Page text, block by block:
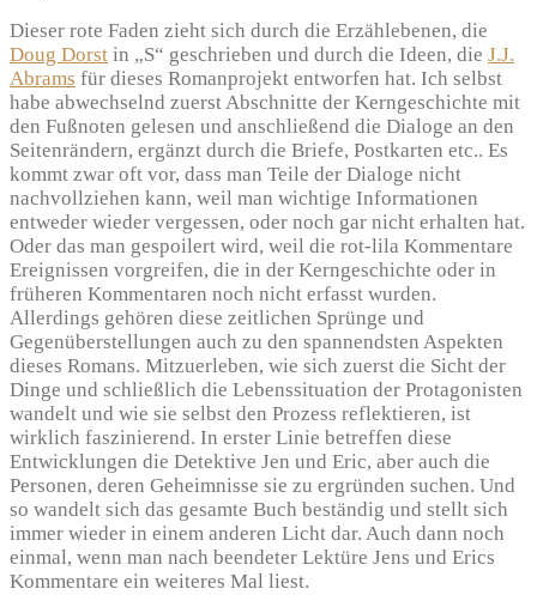
Dieser rote Faden zieht sich durch die Erzählebenen, die
Doug Dorst in „S“ geschrieben und durch die Ideen, die J.J.
Abrams für dieses Romanprojekt entworfen hat. Ich selbst
habe abwechselnd zuerst Abschnitte der Kerngeschichte mit
den Fußnoten gelesen und anschließend die Dialoge an den
Seitenrändern, ergänzt durch die Briefe, Postkarten etc.. Es
kommt zwar oft vor, dass man Teile der Dialoge nicht
nachvollziehen kann, weil man wichtige Informationen
entweder wieder vergessen, oder noch gar nicht erhalten hat.
Oder das man gespoilert wird, weil die rot-lila Kommentare
Ereignissen vorgreifen, die in der Kerngeschichte oder in
früheren Kommentaren noch nicht erfasst wurden.
Allerdings gehören diese zeitlichen Sprünge und
Gegenüberstellungen auch zu den spannendsten Aspekten
dieses Romans. Mitzuerleben, wie sich zuerst die Sicht der
Dinge und schließlich die Lebenssituation der Protagonisten
wandelt und wie sie selbst den Prozess reflektieren, ist
wirklich faszinierend. In erster Linie betreffen diese
Entwicklungen die Detektive Jen und Eric, aber auch die
Personen, deren Geheimnisse sie zu ergründen suchen. Und
so wandelt sich das gesamte Buch beständig und stellt sich
immer wieder in einem anderen Licht dar. Auch dann noch
einmal, wenn man nach beendeter Lektüre Jens und Erics
Kommentare ein weiteres Mal liest.